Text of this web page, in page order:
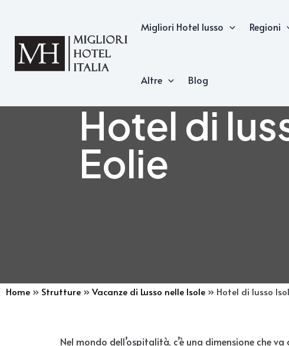
contenuto
Migliori Hotel lusso Regioni
Altre Blog
Hotel di
Eolie
Home » Strutture »Vacanze di Lusso nelle Isole » Hotel di lusso
Nel mondo dell’ospitalità, c’è una dimensione che